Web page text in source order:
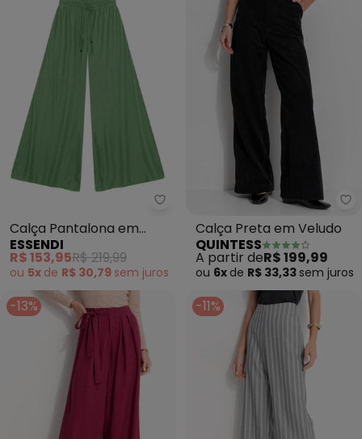
Essendi - Calça Pantalona em
Calça Pantalona em
Viscose (Verde)
ESSENDI
R$ 153,95R$ 219,99
ou 5x de R$ 30,79 sem juros
Calça Preta em Veludo
QUINTESS
A partir deR$ 199,99
ou 6x de R$ 33,33 sem juros
-13% -11%